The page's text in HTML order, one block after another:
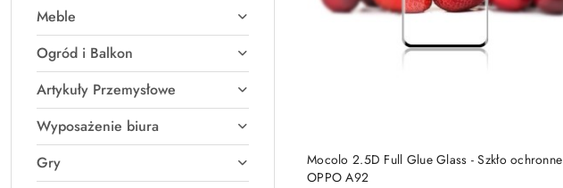
Meble
Ogród i Balkon
Artykuły Przemysłowe
Wyposażenie biura
Gry
Mocolo 2.5D Full Glue Glass - Szkło ochronne
OPPO A92
DO KOSZYKA